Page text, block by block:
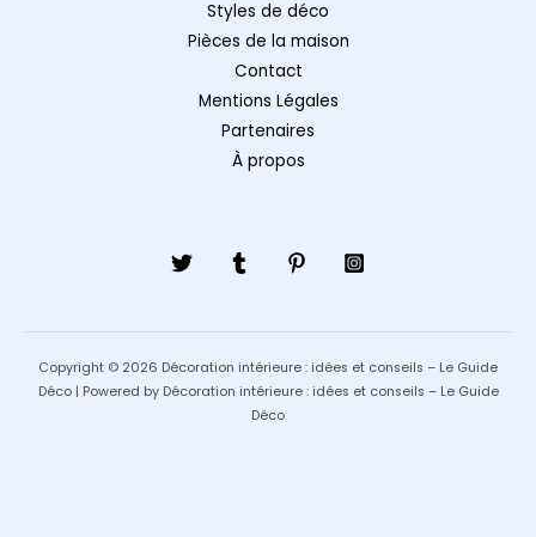
Styles de déco
Pièces de la maison
Contact
Mentions Légales
Partenaires
À propos
Copyright © 2026 Décoration intérieure : idées et conseils – Le Guide
Déco | Powered by Décoration intérieure : idées et conseils – Le Guide
Déco